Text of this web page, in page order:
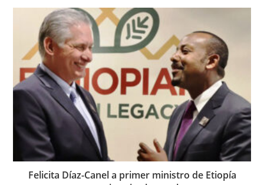
Felicita Díaz-Canel a primer ministro de Etiopía